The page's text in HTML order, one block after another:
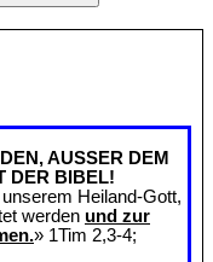
AUSSER DEM
DER BIBEL!
Heiland-Gott,
werden und zur
» 1Tim 2,3-4;